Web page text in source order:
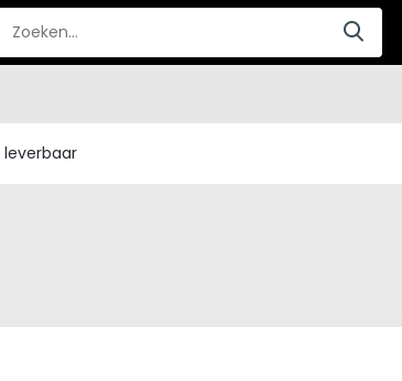
leverbaar